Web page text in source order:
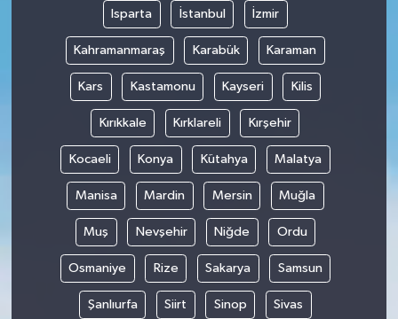
Isparta İstanbul İzmir
Kahramanmaraş Karabük Karaman
Kars Kastamonu Kayseri Kilis
Kırıkkale Kırklareli Kırşehir
Kocaeli Konya Kütahya Malatya
Manisa Mardin Mersin Muğla
Muş Nevşehir Niğde Ordu
Osmaniye Rize Sakarya Samsun
Şanlıurfa Siirt Sinop Sivas